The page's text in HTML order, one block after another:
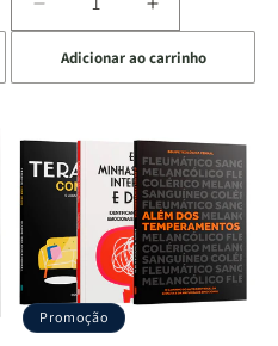
Diminuir
a
quantidade
de
Quarto
de
Guerra
Livro
+
Devocional
Aumentar
a
quantidade
de
Quarto
de
Guerra
|
Livro
+
Devocional
Adicionar ao carrinho
Promoção